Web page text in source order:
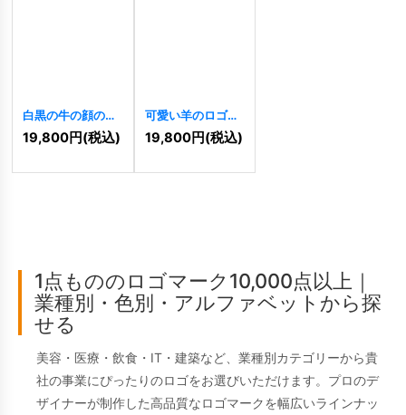
白黒の牛の顔のロ
ゴ 7195]
19,800円(税込)
可愛い羊のロゴ
[6156]
19,800円(税込)
1点もののロゴマーク10,000点以上｜
業種別・色別・アルファベットから探
せる
美容・医療・飲食・IT・建築など、業種別カテゴリーから貴
社の事業にぴったりのロゴをお選びいただけます。プロのデ
ザイナーが制作した高品質なロゴマークを幅広いラインナッ